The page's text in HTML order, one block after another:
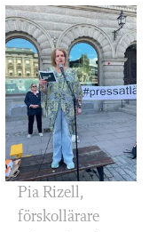
Pia Rizell,
förskollärare